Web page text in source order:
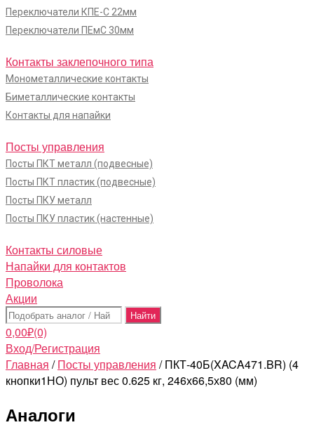
Переключатели КПЕ-С 22мм
Переключатели ПЕмС 30мм
Контакты заклепочного типа
Монометаллические контакты
Биметаллические контакты
Контакты для напайки
Посты управления
Посты ПКТ металл (подвесные)
Посты ПКТ пластик (подвесные)
Посты ПКУ металл
Посты ПКУ пластик (настенные)
Контакты силовые
Напайки для контактов
Проволока
Акции
Поиск:
0,00₽(0)
Вход/Регистрация
Главная /Посты управления / ПКТ-40Б(XACA471.BR) (4
кнопки1НО) пульт вес 0.625 кг, 246х66,5х80 (мм)
Аналоги